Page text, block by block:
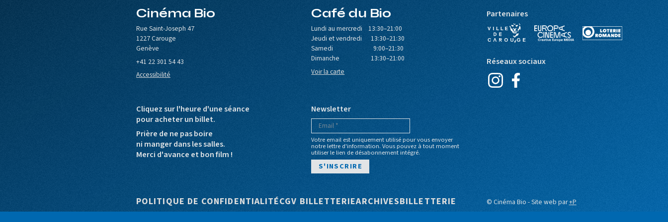
Cinéma Bio
Rue Saint-Joseph 47
1227 Carouge
Genève
+41 22 301 54 43
Accessibilité
Café du Bio
Lundi au mercredi 13:30–21:00
Jeudi et vendredi 13:30–21:30
Samedi 9:00–21:30
Dimanche 13:30–21:00
Voir la carte
Partenaires
Réseaux sociaux
Cliquez sur l'heure d'une séance
pour acheter un billet.
Prière de ne pas boire
ni manger dans les salles.
Merci d'avance et bon film !
Newsletter
Votre email est uniquement utilisé pour vous envoyer
notre lettre d'information. Vous pouvez à tout moment
utiliser le lien de désabonnement intégré.
Pied de page
POLITIQUE DE CONFIDENTIALITÉCGV BILLETTERIEARCHIVESBILLETTERIE © Cinéma Bio - Site web par+P